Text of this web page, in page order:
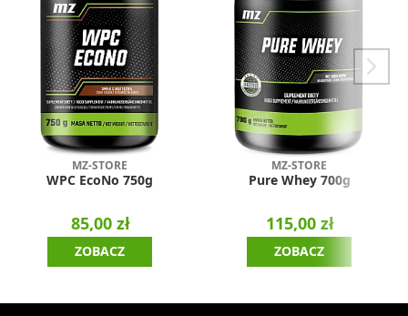
MZ-STORE
WPC EcoNo 750g
85,00 zł
ZOBACZ
MZ-STORE
Pure Whey 700g
115,00 zł
ZOBACZ